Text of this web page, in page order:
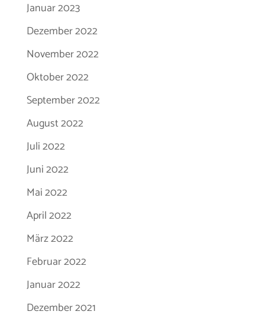
Januar 2023
Dezember 2022
November 2022
Oktober 2022
September 2022
August 2022
Juli 2022
Juni 2022
Mai 2022
April 2022
März 2022
Februar 2022
Januar 2022
Dezember 2021